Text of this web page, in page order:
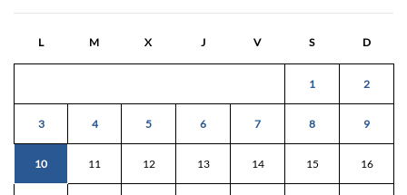
L M X J V S D
1 2
3 4 5 6 7 8 9
10 11 12 13 14 15 16